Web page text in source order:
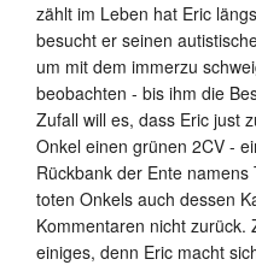
zählt im Leben hat Eric
besucht er seinen
um mit dem immerzu
beobachten - bis ihm die
Zufall will es, dass Eric just
Onkel einen grünen 2CV -
Rückbank der Ente
toten Onkels auch dessen
Kommentaren nicht zurück.
einiges, denn Eric macht